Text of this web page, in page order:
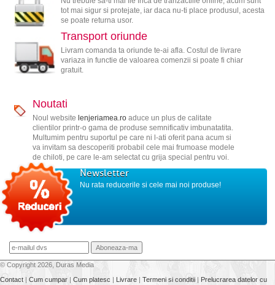
tot mai sigur si protejate, iar daca nu-ti place produsul, acesta
se poate returna usor.
Transport oriunde
Livram comanda ta oriunde te-ai afla. Costul de livrare
variaza in functie de valoarea comenzii si poate fi chiar
gratuit.
Noutati
Noul website lenjeriamea.roaduce un plus de calitate
clientilor printr-o gama de produse semnificativ imbunatatita.
Multumim pentru suportul pe care ni l-ati oferit pana acum si
va invitam sa descoperiti probabil cele mai frumoase modele
de chiloti, pe care le-am selectat cu grija special pentru voi.
Newsletter
Nu rata reducerile si cele mai noi produse!
© Copyright 2026, Duras Media
Contact | Cum cumpar | Cum platesc | Livrare | Termeni si conditii | Prelucrarea datelor cu